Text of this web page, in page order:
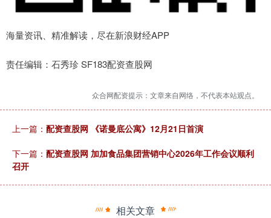
海量资讯、精准解读，尽在新浪财经APP
责任编辑：石秀珍 SF183配资查股网
众合网配资提示：文章来自网络，不代表本站观点。
上一篇： 配资查股网 《诺曼底公寓》12月21日首演
下一篇： 配资查股网 加加食品集团营销中心2026年工作会议顺利
召开
相关文章